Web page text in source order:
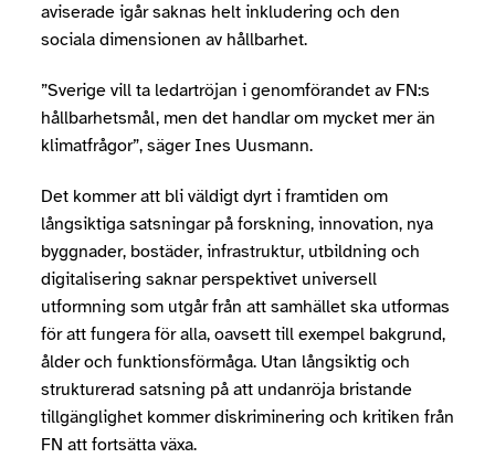
aviserade igår saknas helt inkludering och den
sociala dimensionen av hållbarhet.
”Sverige vill ta ledartröjan i genomförandet av FN:s
hållbarhetsmål, men det handlar om mycket mer än
klimatfrågor”, säger Ines Uusmann.
Det kommer att bli väldigt dyrt i framtiden om
långsiktiga satsningar på forskning, innovation, nya
byggnader, bostäder, infrastruktur, utbildning och
digitalisering saknar perspektivet universell
utformning som utgår från att samhället ska utformas
för att fungera för alla, oavsett till exempel bakgrund,
ålder och funktionsförmåga. Utan långsiktig och
strukturerad satsning på att undanröja bristande
tillgänglighet kommer diskriminering och kritiken från
FN att fortsätta växa.